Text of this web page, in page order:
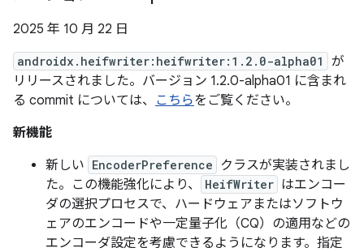
2025 年 10 月 22 日
androidx.heifwriter:heifwriter:1.2.0-alpha01
が
リリースされました。バージョン 1.2.0-alpha01 に含まれ
る commit については、 こちらをご覧ください。
新機能
新しい EncoderPreference
クラスが実装されまし
た。この機能強化により、
HeifWriter はエンコー
ダの選択プロセスで、ハードウェアまたはソフトウ
ェアのエンコードや一定量子化（CQ）の適用などの
エンコーダ設定を考慮できるようになります。指定